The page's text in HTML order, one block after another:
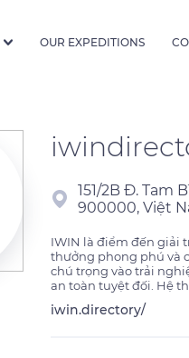
OUR EXPEDITIONS
151/2B Đ. Tam
900000, Việt
IWIN là điểm đến giải
thưởng phong phú và
chú trọng vào trải
an toàn tuyệt đối. Hệ
iwin.directory/